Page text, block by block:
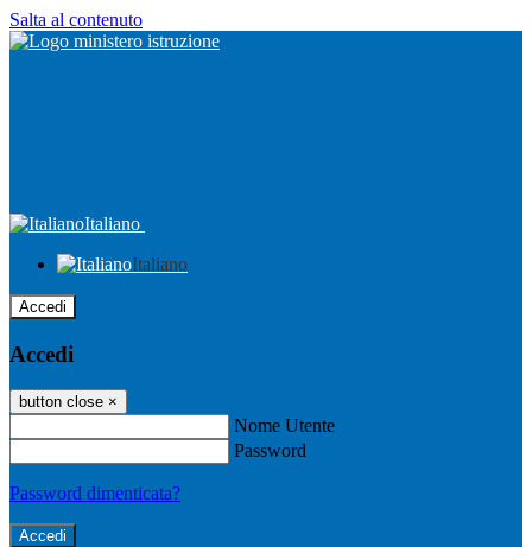
Salta al contenuto
Italiano
Italiano
Accedi
Accedi
button close ×
Nome Utente
Password
Password dimenticata?